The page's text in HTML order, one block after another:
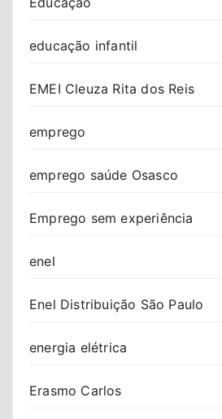
educação infantil
EMEI Cleuza Rita dos Reis
emprego
emprego saúde Osasco
Emprego sem experiência
enel
Enel Distribuição São Paulo
energia elétrica
Erasmo Carlos